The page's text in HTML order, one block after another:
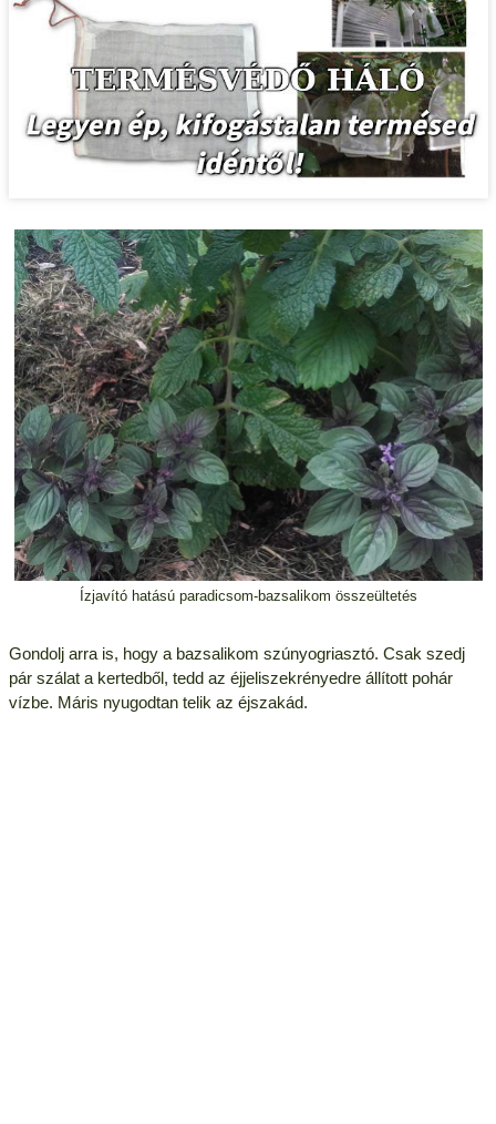
Ízjavító hatású paradicsom-bazsalikom összeültetés
Gondolj arra is, hogy a bazsalikom szúnyogriasztó. Csak szedj
pár szálat a kertedből, tedd az éjjeliszekrényedre állított pohár
vízbe. Máris nyugodtan telik az éjszakád.